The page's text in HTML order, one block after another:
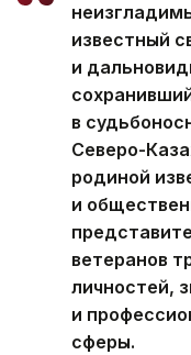
известный
и
в
Северо-
родиной
и
ветеранов
личностей,
и
сферы.